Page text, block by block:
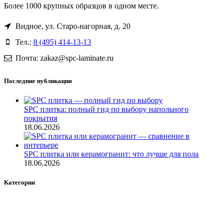
Более 1000 крупных образцов в одном месте.
Видное, ул. Старо-нагорная, д. 20
Тел.: 8 (495) 414-13-13
Почта: zakaz@spc-laminate.ru
Последние публикации
SPC плитка: полный гид по выбору напольного
покрытия
18.06.2026
SPC плитка или керамогранит: что лучше для пола
18.06.2026
Категории